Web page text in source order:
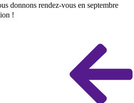
donnons rendez-vous en septembre
!